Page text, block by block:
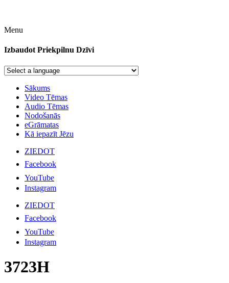
Menu
Izbaudot Priekpilnu Dzīvi
Sākums
Video Tēmas
Audio Tēmas
Nodošanās
eGrāmatas
Kā iepazīt Jēzu
ZIEDOT
Facebook
YouTube
Instagram
ZIEDOT
Facebook
YouTube
Instagram
3723H